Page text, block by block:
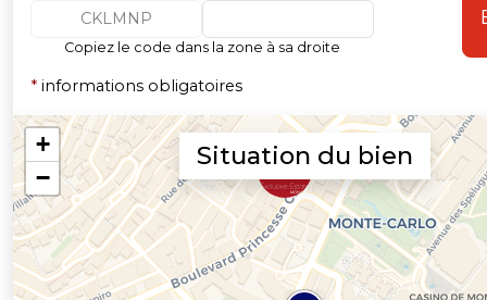
CKLMNP
Copiez le code dans la zone à sa droite
* informations obligatoires
Situation du bien